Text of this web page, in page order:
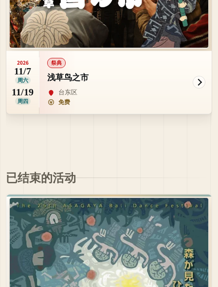
2026
11/7
周六
11/19
周四
祭典
浅草鸟之市
台东区
免费
已结束的活动